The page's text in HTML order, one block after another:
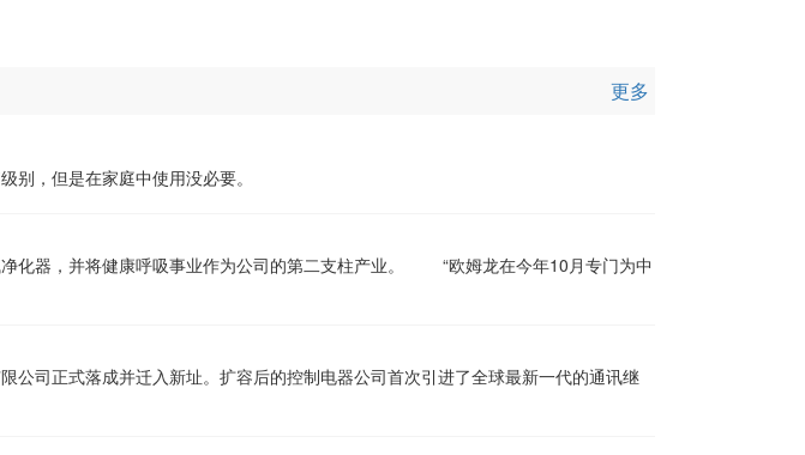
更多
别，但是在家庭中使用没必要。
事业作为公司的第二支柱产业。 “欧姆龙在今年10月专门为中
司正式落成并迁入新址。扩容后的控制电器公司首次引进了全球最新一代的通讯继